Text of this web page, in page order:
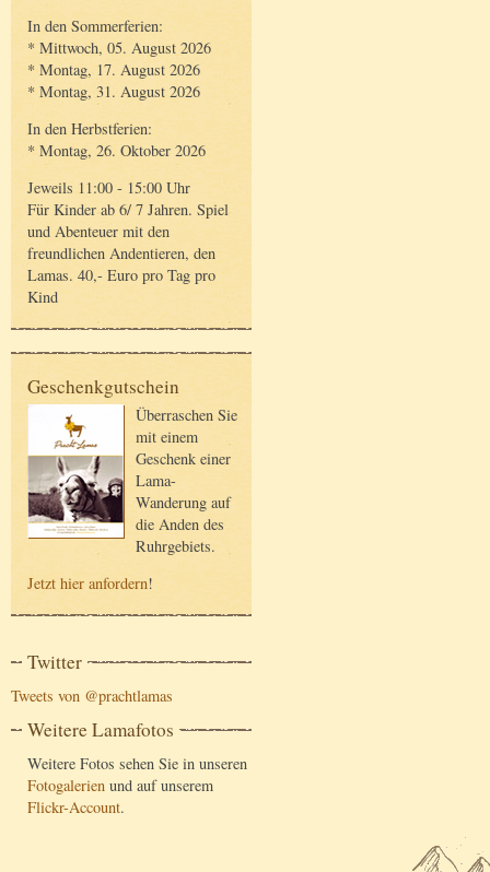
In den Sommerferien:
* Mittwoch, 05. August 2026
* Montag, 17. August 2026
* Montag, 31. August 2026
In den Herbstferien:
* Montag, 26. Oktober 2026
Jeweils 11:00 - 15:00 Uhr
Für Kinder ab 6/ 7 Jahren. Spiel
und Abenteuer mit den
freundlichen Andentieren, den
Lamas. 40,- Euro pro Tag pro
Kind
Geschenkgutschein
Überraschen Sie
mit einem
Geschenk einer
Lama-
Wanderung auf
die Anden des
Ruhrgebiets.
Jetzt hier anfordern!
Twitter
Tweets von @prachtlamas
Weitere Lamafotos
Weitere Fotos sehen Sie in unseren
Fotogalerien und auf unserem
Flickr-Account.